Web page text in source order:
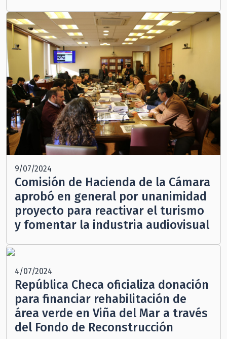
9/07/2024
Comisión de Hacienda de la Cámara
aprobó en general por unanimidad
proyecto para reactivar el turismo
y fomentar la industria audiovisual
4/07/2024
República Checa oficializa donación
para financiar rehabilitación de
área verde en Viña del Mar a través
del Fondo de Reconstrucción